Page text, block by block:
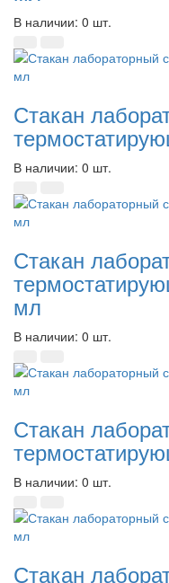
В наличии: 0 шт.
Стакан
В наличии: 0 шт.
Стакан
мл
В наличии: 0 шт.
Стакан
В наличии: 0 шт.
Стакан